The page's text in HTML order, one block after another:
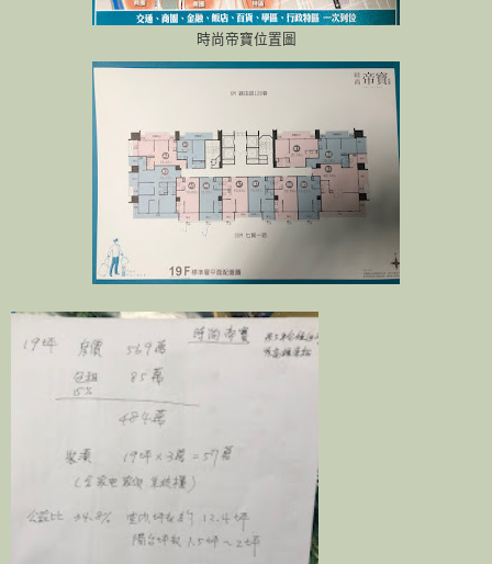
時尚帝寶位置圖